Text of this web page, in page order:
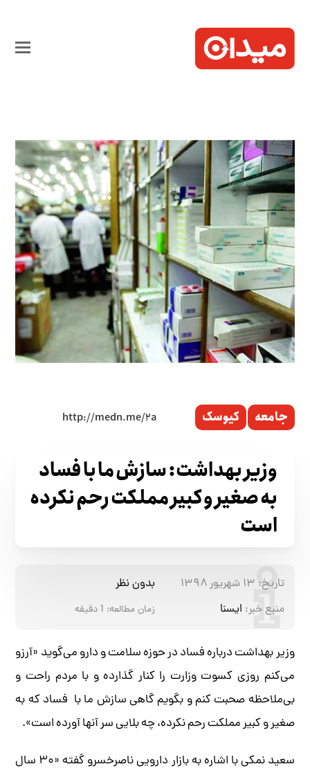
جامعه کیوسک
وزیر بهداشت: سازش ما با فساد
به صغیر و کبیر مملکت رحم نکرده
است
تاریخ: ۱۳ شهریور ۱۳۹۸
بدون نظر
منبع خبر: ایسنا زمان مطالعه: 1دقیقه
وزیر بهداشت درباره فساد در حوزه سلامت و دارو می‌گوید «آرزو
می‌کنم روزی کسوت وزارت را کنار گذارده و با مردم راحت و
بی‌ملاحظه صحبت کنم و بگویم گاهی سازش ما با فساد که به
صغیر و کبیر مملکت رحم نکرده، چه بلایی سر آنها آورده است».
سعید نمکی با اشاره به بازار دارویی ناصرخسرو گفته «۳۰ سال